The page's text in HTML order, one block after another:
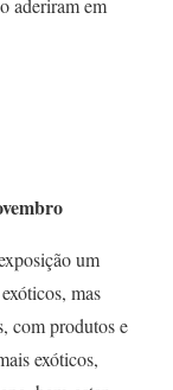
aderiram em
um
mas
com produtos e
exóticos,